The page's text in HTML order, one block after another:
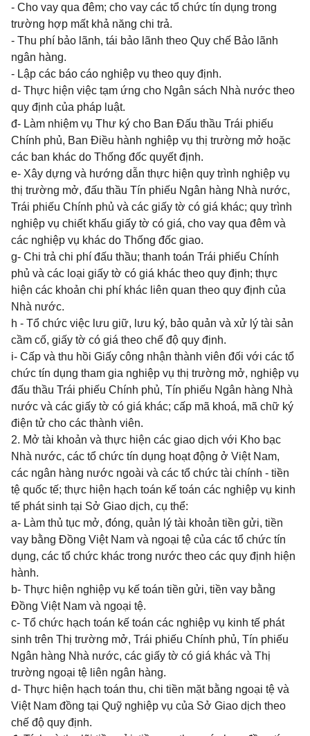
- Cho vay qua đêm; cho vay các tổ chức tín dụng trong
trường hợp mất khả năng chi trả.
- Thu phí bảo lãnh, tái bảo lãnh theo Quy chế Bảo lãnh
ngân hàng.
- Lập các báo cáo nghiệp vụ theo quy định.
d- Thực hiện việc tạm ứng cho Ngân sách Nhà nước theo
quy định của pháp luật.
đ- Làm nhiệm vụ Thư ký cho Ban Đấu thầu Trái phiếu
Chính phủ, Ban Điều hành nghiệp vụ thị trường mở hoặc
các ban khác do Thống đốc quyết định.
e- Xây dựng và hướng dẫn thực hiện quy trình nghiệp vụ
thị trường mở, đấu thầu Tín phiếu Ngân hàng Nhà nước,
Trái phiếu Chính phủ và các giấy tờ có giá khác; quy trình
nghiệp vụ chiết khấu giấy tờ có giá, cho vay qua đêm và
các nghiệp vụ khác do Thống đốc giao.
g- Chi trả chi phí đấu thầu; thanh toán Trái phiếu Chính
phủ và các loại giấy tờ có giá khác theo quy định; thực
hiện các khoản chi phí khác liên quan theo quy định của
Nhà nước.
h - Tổ chức việc lưu giữ, lưu ký, bảo quản và xử lý tài sản
cầm cố, giấy tờ có giá theo chế độ quy định.
i- Cấp và thu hồi Giấy công nhận thành viên đối với các tổ
chức tín dụng tham gia nghiệp vụ thị trường mở, nghiệp vụ
đấu thầu Trái phiếu Chính phủ, Tín phiếu Ngân hàng Nhà
nước và các giấy tờ có giá khác; cấp mã khoá, mã chữ ký
điện tử cho các thành viên.
2. Mở tài khoản và thực hiện các giao dịch với Kho bạc
Nhà nước, các tổ chức tín dụng hoạt động ở Việt Nam,
các ngân hàng nước ngoài và các tổ chức tài chính - tiền
tệ quốc tế; thực hiện hạch toán kế toán các nghiệp vụ kinh
tế phát sinh tại Sở Giao dịch, cụ thể:
a- Làm thủ tục mở, đóng, quản lý tài khoản tiền gửi, tiền
vay bằng Đồng Việt Nam và ngoại tệ của các tổ chức tín
dụng, các tổ chức khác trong nước theo các quy định hiện
hành.
b- Thực hiện nghiệp vụ kế toán tiền gửi, tiền vay bằng
Đồng Việt Nam và ngoại tệ.
c- Tổ chức hạch toán kế toán các nghiệp vụ kinh tế phát
sinh trên Thị trường mở, Trái phiếu Chính phủ, Tín phiếu
Ngân hàng Nhà nước, các giấy tờ có giá khác và Thị
trường ngoại tệ liên ngân hàng.
d- Thực hiện hạch toán thu, chi tiền mặt bằng ngoại tệ và
Việt Nam đồng tại Quỹ nghiệp vụ của Sở Giao dịch theo
chế độ quy định.